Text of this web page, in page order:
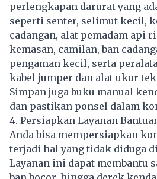
perlengkapan darurat yang
seperti senter, selimut kecil,
cadangan, alat pemadam api
kemasan, camilan, ban
pengaman kecil, serta
kabel jumper dan alat ukur
Simpan juga buku manual
dan pastikan ponsel dalam
4. Persiapkan Layanan
Anda bisa mempersiapkan
terjadi hal yang tidak diduga
Layanan ini dapat membantu